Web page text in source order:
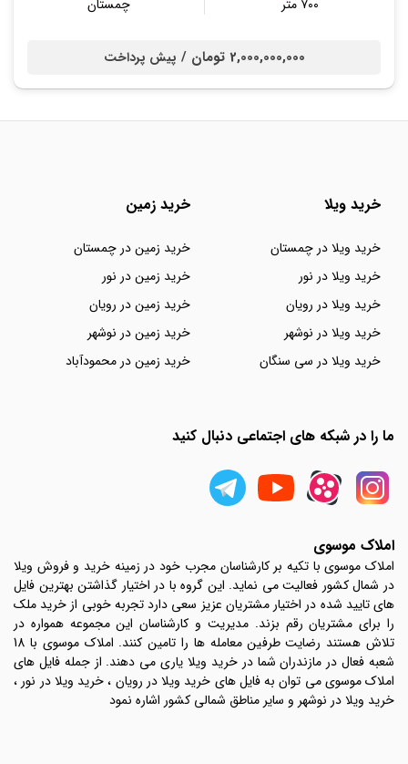
۷۰۰ متر
چمستان
2,000,000,000 تومان / پیش پرداخت
خرید ویلا
خرید ویلا در چمستان
خرید ویلا در نور
خرید ویلا در رویان
خرید ویلا در نوشهر
خرید ویلا در سی سنگان
خرید زمین
خرید زمین در چمستان
خرید زمین در نور
خرید زمین در رویان
خرید زمین در نوشهر
خرید زمین در محمودآباد
ما را در شبکه های اجتماعی دنبال کنید
املاک موسوی
املاک موسوی با تکیه بر کارشناسان مجرب خود در زمینه خرید و فروش ویلا
در شمال کشور فعالیت می نماید. این گروه با در اختیار گذاشتن بهترین فایل
های تایید شده در اختیار مشتریان عزیز سعی دارد تجربه خوبی از خرید ملک
را برای مشتریان رقم بزند. مدیریت و کارشناسان این مجموعه همواره در
تلاش هستند رضایت طرفین معامله ها را تامین کنند. املاک موسوی با 18
شعبه فعال در مازندران شما در خرید ویلا یاری می دهند. از جمله فایل های
املاک موسوی می توان به فایل های خرید ویلا در رویان ، خرید ویلا در نور ،
خرید ویلا در نوشهر و سایر مناطق شمالی کشور اشاره نمود